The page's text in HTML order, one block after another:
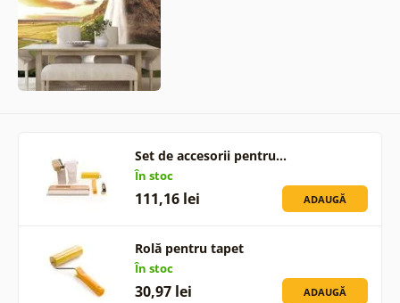
Set de accesorii pentru…
În stoc
111,16 lei ADAUGĂ
Rolă pentru tapet
În stoc
30,97 lei ADAUGĂ